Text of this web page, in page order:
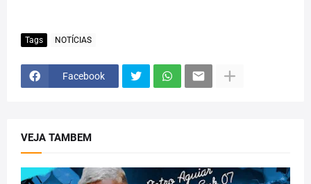
Tags NOTÍCIAS
Facebook
VEJA TAMBEM